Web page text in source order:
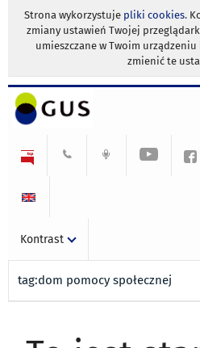
Strona wykorzystuje pliki cookies.
zmiany ustawień Twojej
umieszczane w Twoim urządzeniu
zmienić te
Kontrast